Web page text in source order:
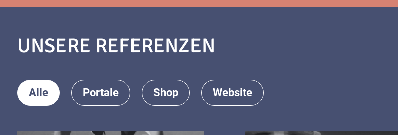
UNSERE REFERENZEN
Alle Portale Shop Website